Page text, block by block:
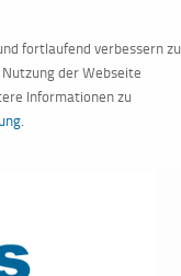
fortlaufend verbessern zu
der Webseite
Informationen zu
.